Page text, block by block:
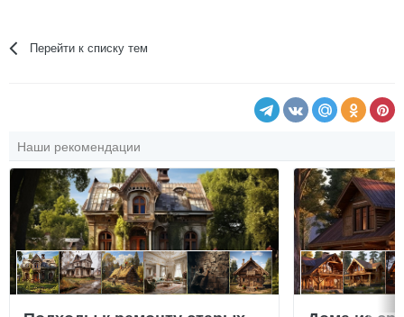
Перейти к списку тем
Наши рекомендации